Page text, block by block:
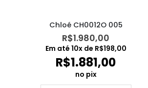
Chloé CH0012O 005
R$1.980,00
Em até 10x de R$198,00
R$1.881,00
no pix